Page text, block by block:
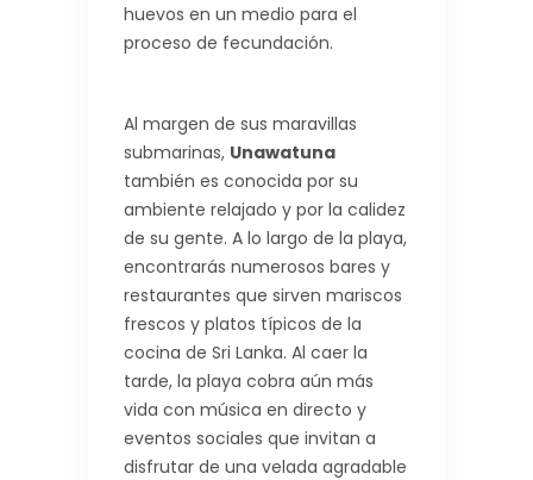
huevos en un medio para el
proceso de fecundación.
Al margen de sus maravillas
submarinas, Unawatuna
también es conocida por su
ambiente relajado y por la calidez
de su gente. A lo largo de la playa,
encontrarás numerosos bares y
restaurantes que sirven mariscos
frescos y platos típicos de la
cocina de Sri Lanka. Al caer la
tarde, la playa cobra aún más
vida con música en directo y
eventos sociales que invitan a
disfrutar de una velada agradable